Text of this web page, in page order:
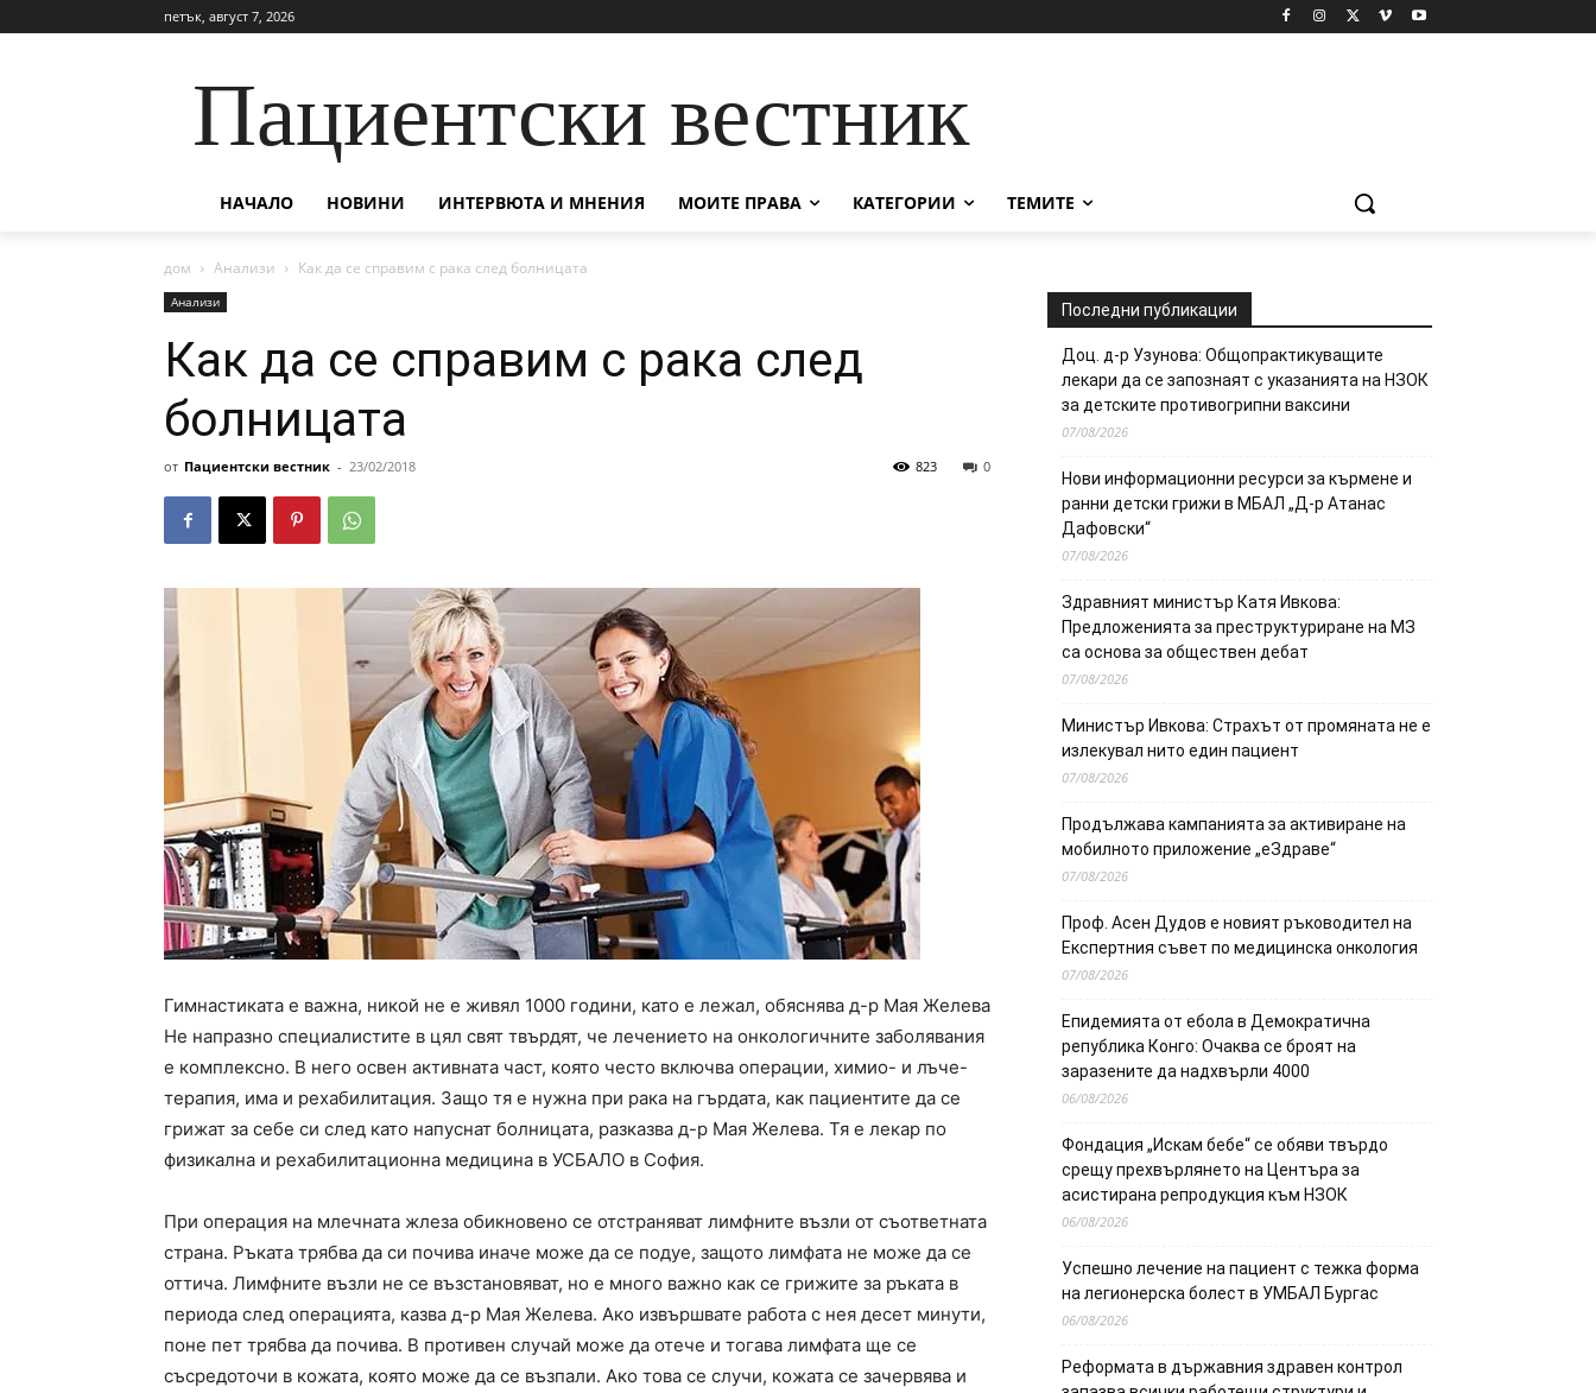
петък, август 7, 2026
Пациентски вестник
НАЧАЛО НОВИНИ ИНТЕРВЮТА И МНЕНИЯ МОИТЕ ПРАВА КАТЕГОРИИ ТЕМИТЕ
дом Анализи Как да се справим с рака след болницата
Анализи
Как да се справим с рака след
болницата
от Пациентски вестник - 23/02/2018 0
823
Гимнастиката е важна, никой не е живял 1000 години, като е лежал, обяснява д-р Мая Желева
Не напразно специалистите в цял свят твърдят, че лечението на онкологичните заболявания
е комплексно. В него освен активната част, която често включва операции, химио- и лъче-
терапия, има и рехабилитация. Защо тя е нужна при рака на гърдата, как пациентите да се
грижат за себе си след като напуснат болницата, разказва д-р Мая Желева. Тя е лекар по
физикална и рехабилитационна медицина в УСБАЛО в София.
При операция на млечната жлеза обикновено се отстраняват лимфните възли от съответната
страна. Ръката трябва да си почива иначе може да се подуе, защото лимфата не може да се
оттича. Лимфните възли не се възстановяват, но е много важно как се грижите за ръката в
периода след операцията, казва д-р Мая Желева. Ако извършвате работа с нея десет минути,
поне пет трябва да почива. В противен случай може да отече и тогава лимфата ще се
съсредоточи в кожата, която може да се възпали. Ако това се случи, кожата се зачервява и
Последни публикации
Доц. д-р Узунова: Общопрактикуващите
лекари да се запознаят с указанията на НЗОК
за детските противогрипни ваксини
07/08/2026
Нови информационни ресурси за кърмене и
ранни детски грижи в МБАЛ „Д-р Атанас
Дафовски“
07/08/2026
Здравният министър Катя Ивкова:
Предложенията за преструктуриране на МЗ
са основа за обществен дебат
07/08/2026
Министър Ивкова: Страхът от промяната не е
излекувал нито един пациент
07/08/2026
Продължава кампанията за активиране на
мобилното приложение „еЗдраве“
07/08/2026
Проф. Асен Дудов е новият ръководител на
Експертния съвет по медицинска онкология
07/08/2026
Епидемията от ебола в Демократична
република Конго: Очаква се броят на
заразените да надхвърли 4000
06/08/2026
Фондация „Искам бебе“ се обяви твърдо
срещу прехвърлянето на Центъра за
асистирана репродукция към НЗОК
06/08/2026
Успешно лечение на пациент с тежка форма
на легионерска болест в УМБАЛ Бургас
06/08/2026
Реформата в държавния здравен контрол